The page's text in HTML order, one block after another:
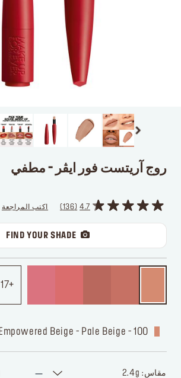
روج آريتست فور ايڤر - مطفي
4.7
136 اكتب المراجعة
FIND YOUR SHADE
17
100 - Empowered Beige - Pale Beige
مقاس: 2.4g